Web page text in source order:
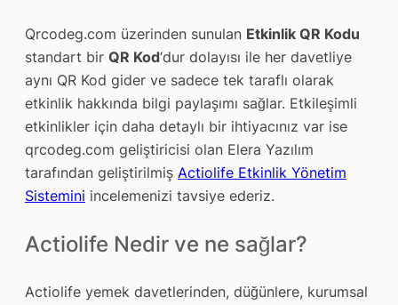
Qrcodeg.com üzerinden sunulan Etkinlik QR Kodu
standart bir QR Kod‘dur dolayısı ile her davetliye
aynı QR Kod gider ve sadece tek taraflı olarak
etkinlik hakkında bilgi paylaşımı sağlar. Etkileşimli
etkinlikler için daha detaylı bir ihtiyacınız var ise
qrcodeg.com geliştiricisi olan Elera Yazılım
tarafından geliştirilmiş Actiolife Etkinlik Yönetim
Sistemini incelemenizi tavsiye ederiz.
Actiolife Nedir ve ne sağlar?
Actiolife yemek davetlerinden, düğünlere, kurumsal